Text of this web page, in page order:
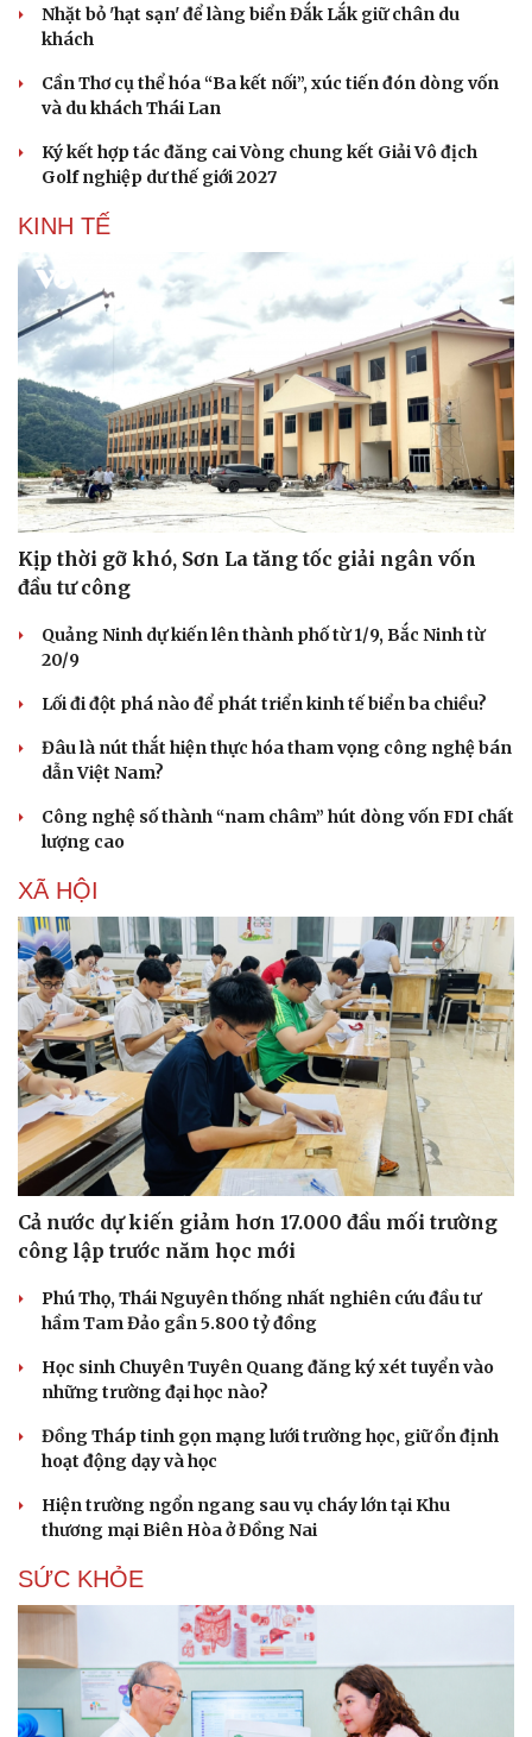
Văn hóa
Sân khấu - Điện ảnh
Văn học
Âm nhạc
Di sản
Giải trí
Nghệ sĩ
Thời trang
Sao Việt
Nhặt bỏ 'hạt sạn' để làng biển Đắk Lắk giữ chân du
khách
Cần Thơ cụ thể hóa “Ba kết nối”, xúc tiến đón dòng vốn
và du khách Thái Lan
Ký kết hợp tác đăng cai Vòng chung kết Giải Vô địch
Golf nghiệp dư thế giới 2027
KINH TẾ
Kịp thời gỡ khó, Sơn La tăng tốc giải ngân vốn
đầu tư công
Quảng Ninh dự kiến lên thành phố từ 1/9, Bắc Ninh từ
20/9
Lối đi đột phá nào để phát triển kinh tế biển ba chiều?
Đâu là nút thắt hiện thực hóa tham vọng công nghệ bán
dẫn Việt Nam?
Công nghệ số thành “nam châm” hút dòng vốn FDI chất
lượng cao
XÃ HỘI
Cả nước dự kiến giảm hơn 17.000 đầu mối trường
công lập trước năm học mới
Phú Thọ, Thái Nguyên thống nhất nghiên cứu đầu tư
hầm Tam Đảo gần 5.800 tỷ đồng
Học sinh Chuyên Tuyên Quang đăng ký xét tuyển vào
những trường đại học nào?
Đồng Tháp tinh gọn mạng lưới trường học, giữ ổn định
hoạt động dạy và học
Hiện trường ngổn ngang sau vụ cháy lớn tại Khu
thương mại Biên Hòa ở Đồng Nai
SỨC KHỎE